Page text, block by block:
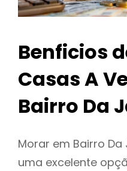
Benficios
Casas A
Bairro Da
Morar em Bairro
uma excelente